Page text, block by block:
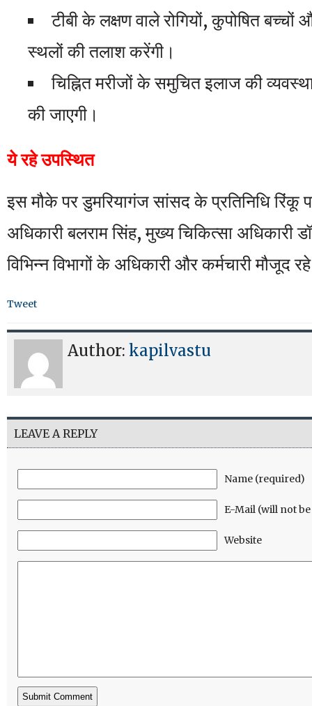
​टीबी के लक्षण वाले रोगियों, कुपोषित
स्थलों की तलाश करेंगी।
​चिह्नित मरीजों के समुचित इलाज की व्यवस्था
की जाएगी।
ये रहे उपस्थित
इस मौके पर डुमरियागंज सांसद के प्रतिनिधि रिंकू
अधिकारी बलराम सिंह, मुख्य चिकित्सा अधिकारी
विभिन्न विभागों के अधिकारी और कर्मचारी मौजूद
Tweet
Author: kapilvastu
LEAVE A REPLY
Name (required)
E-Mail (will not
Website